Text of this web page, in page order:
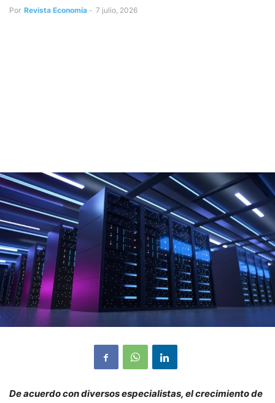
Por Revista Economía - 7 julio, 2026
De acuerdo con diversos especialistas, el crecimiento de